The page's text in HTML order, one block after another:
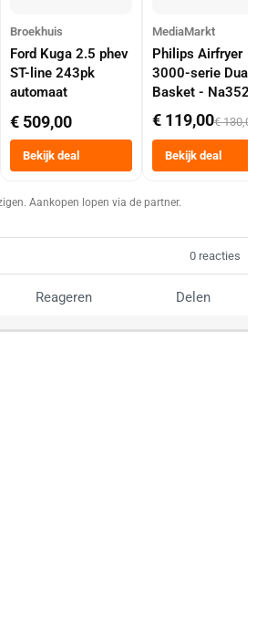
Broekhuis
Ford Kuga 2.5 phev
ST-line 243pk
automaat
€ 509,00
Bekijk deal
MediaMarkt
Philips Airfryer
3000-serie Dual
Basket -
Dubbele Mand 9
Tot 6 Personen
Heteluchtfriteuse
Zwart
€ 119,00€ 130,00
Bekijk deal
Aankopen lopen via de partner.
0 reacties
Reageren Delen